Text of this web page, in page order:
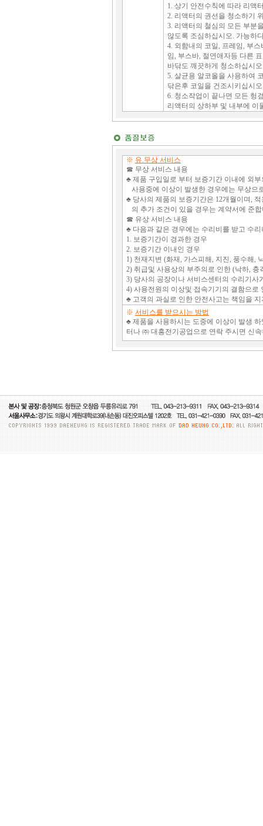
1. 상기 안전수칙에 따라 리액
2. 리액터의 권선을 청소하기
3. 리액터의 철심의 모든 부분
않도록 조심하십시오. 가능하
4. 외함내의 코일, 프레임, 부
임, 부스바, 절연애자등 다른
바닦도 깨끗하게 청소하십시
5. 살균용 알코올을 사용하여
닦은후 코일을 건조시키십시오
6. 청소작업이 끝나면 모든 헝
리액터의 상하부 및 내부에 이
※ 유.무상 서비스
☎ 무상 서비스 내용
♣ 제품 구입일로 부터 보증기간 이내에 외
사용중에 이상이 발생한 경우에는 무상으
♣ 당사의 제품의 보증기간은 12개월이며,
의 추가 조건이 있을 경우는 계약서에 준합
☎ 유상 서비스 내용
♣ 다음과 같은 경우에는 수리비를 받고 수
1. 보증기간이 경과한 경우
2. 보증기간 이내인 경우
1) 천재지변 (화재, 가스피해, 지진, 풍수해,
2) 취급및 사용상의 부주의로 인한 (낙하, 충
3) 당사의 공장이나 서비스센터의 수리기
4) 사용전원의 이상및 접속기기의 결함으로
♣ 고객의 과실로 인한 안전사고는 책임을
※ 서비스를 받으시는 방법
♣ 제품을 사용하시는 도중에 이상이 발생
터나 ㈜ 대흥전기공업으로 연락 주시면 신